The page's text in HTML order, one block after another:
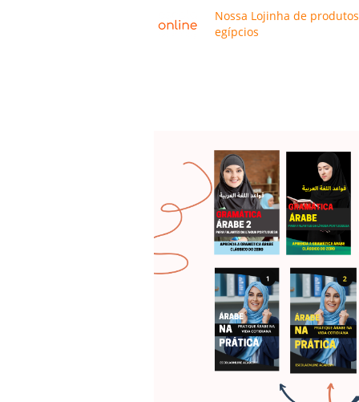
Nossa Lojinha de produtos
egípcios